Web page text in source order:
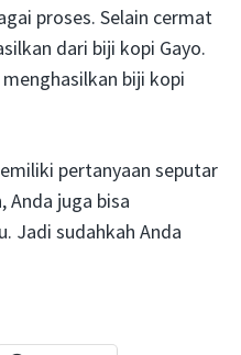
proses. Selain cermat
dari biji kopi Gayo.
biji kopi
pertanyaan seputar
Anda juga bisa
Jadi sudahkah Anda